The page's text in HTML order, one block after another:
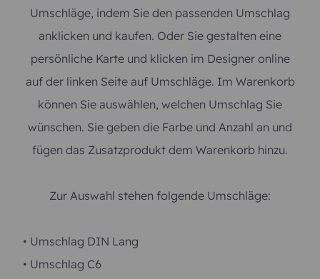
Umschläge, indem Sie den passenden Umschlag
anklicken und kaufen. Oder Sie gestalten eine
persönliche Karte und klicken im Designer online
auf der linken Seite auf Umschläge. Im Warenkorb
können Sie auswählen, welchen Umschlag Sie
wünschen. Sie geben die Farbe und Anzahl an und
fügen das Zusatzprodukt dem Warenkorb hinzu.
Zur Auswahl stehen folgende Umschläge:
• Umschlag DIN Lang
• Umschlag C6